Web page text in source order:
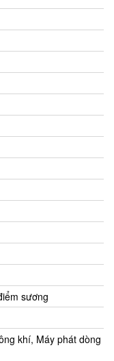
sương
khí, Máy phát dòng